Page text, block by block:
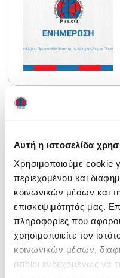
Αυτή η ιστοσελίδα
Χρησιμοποιούμε cookie
περιεχομένου και
κοινωνικών μέσων και
επισκεψιμότητάς μας.
πληροφορίες που
χρησιμοποιείτε τον
κοινωνικών μέσων,
οποίοι ενδεχομένως να